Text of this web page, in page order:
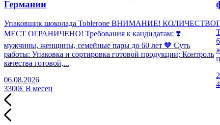
Германии
Упаковщик шоколада Toblerone ВНИМАНИЕ! КОЛИЧЕСТВО
МЕСТ ОГРАНИЧЕНО! Требования к кандидатам: ❣️
мужчины, женщины, семейные пары до 60 лет 💙 Суть
работы: Упаковка и сортировка готовой продукции; Контроль
качества готовой,...
06.08.2026
3300£ В месец